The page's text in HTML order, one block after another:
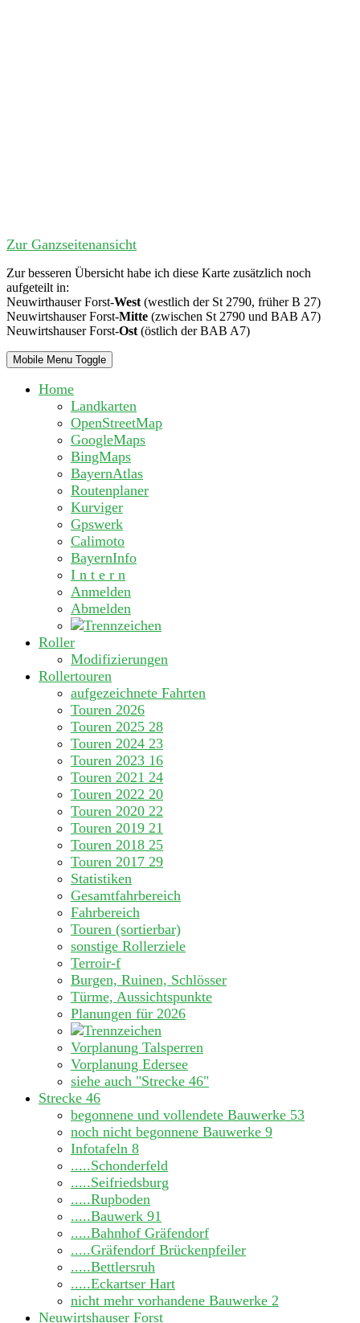
Zur Ganzseitenansicht
Zur besseren Übersicht habe ich diese Karte zusätzlich noch
aufgeteilt in:
Neuwirthauser Forst-West (westlich der St 2790, früher B 27)
Neuwirtshauser Forst-Mitte (zwischen St 2790 und BAB A7)
Neuwirtshauser Forst-Ost (östlich der BAB A7)
Mobile Menu Toggle
Home
Landkarten
OpenStreetMap
GoogleMaps
BingMaps
BayernAtlas
Routenplaner
Kurviger
Gpswerk
Calimoto
BayernInfo
I n t e r n
Anmelden
Abmelden
Roller
Modifizierungen
Rollertouren
aufgezeichnete Fahrten
Touren 2026
Touren 2025 28
Touren 2024 23
Touren 2023 16
Touren 2021 24
Touren 2022 20
Touren 2020 22
Touren 2019 21
Touren 2018 25
Touren 2017 29
Statistiken
Gesamtfahrbereich
Fahrbereich
Touren (sortierbar)
sonstige Rollerziele
Terroir-f
Burgen, Ruinen, Schlösser
Türme, Aussichtspunkte
Planungen für 2026
Vorplanung Talsperren
Vorplanung Edersee
siehe auch "Strecke 46"
Strecke 46
begonnene und vollendete Bauwerke 53
noch nicht begonnene Bauwerke 9
Infotafeln 8
.....Schonderfeld
.....Seifriedsburg
.....Rupboden
.....Bauwerk 91
.....Bahnhof Gräfendorf
.....Gräfendorf Brückenpfeiler
.....Bettlersruh
.....Eckartser Hart
nicht mehr vorhandene Bauwerke 2
Neuwirtshauser Forst